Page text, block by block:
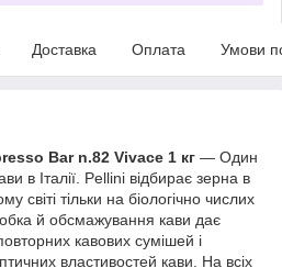
Доставка Оплата Умови
Bar n.82 Vivace 1 кг — Один
в Італії. Pellini відбирає зерна в
світі тільки на біологічно числих
й обсмажування кави дає
кавових сумішей і
властивостей кави. На всіх